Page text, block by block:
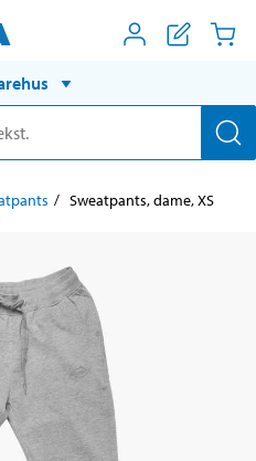
Sweatpants, dame, XS